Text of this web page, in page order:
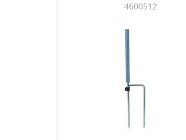
4600512